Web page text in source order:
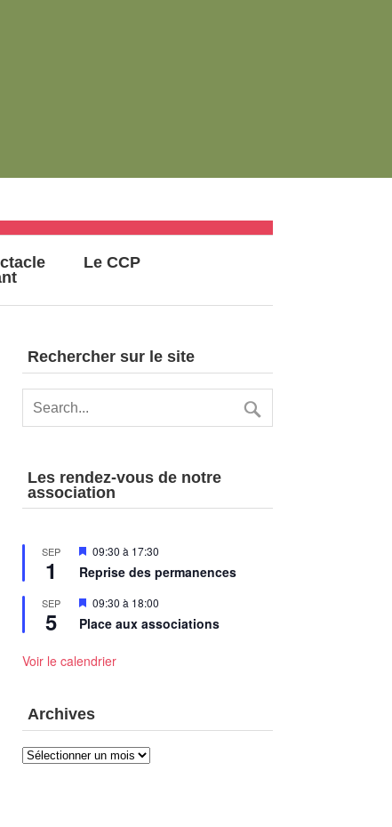
Le CCP
Rechercher sur le site
Les rendez-vous de notre
association
SEP
1
Mis
avant
09:30 à 17:30
Reprise des permanences
SEP
5
Mis
avant
09:30 à 18:00
Place aux associations
Voir le calendrier
Archives
Archives